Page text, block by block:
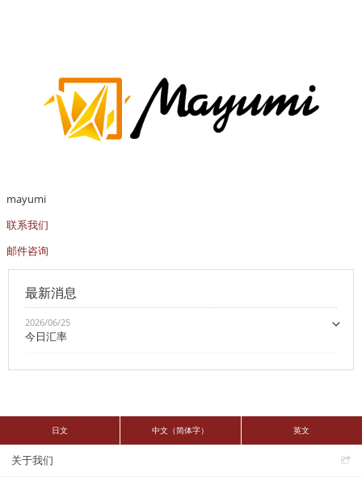
mayumi
联系我们
邮件咨询
最新消息
2026/06/25
今日汇率
日文 中文（简体字） 英文
关于我们